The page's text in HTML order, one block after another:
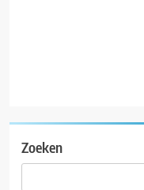
Zoeken